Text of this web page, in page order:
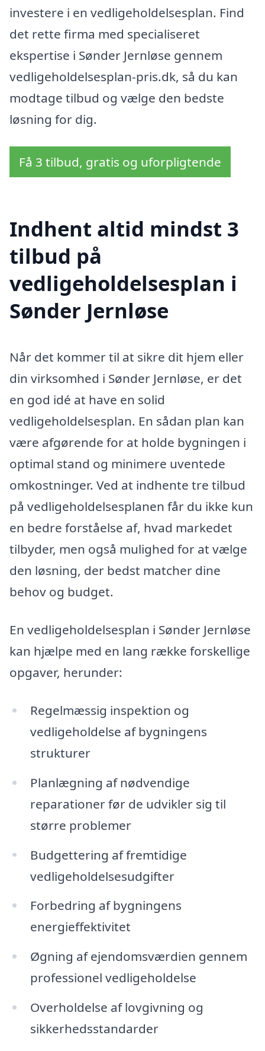
investere i en vedligeholdelsesplan. Find
det rette firma med specialiseret
ekspertise i Sønder Jernløse gennem
vedligeholdelsesplan-pris.dk, så du kan
modtage tilbud og vælge den bedste
løsning for dig.
Få 3 tilbud, gratis og uforpligtende
Indhent altid mindst 3
tilbud på
vedligeholdelsesplan i
Sønder Jernløse
Når det kommer til at sikre dit hjem eller
din virksomhed i Sønder Jernløse, er det
en god idé at have en solid
vedligeholdelsesplan. En sådan plan kan
være afgørende for at holde bygningen i
optimal stand og minimere uventede
omkostninger. Ved at indhente tre tilbud
på vedligeholdelsesplanen får du ikke kun
en bedre forståelse af, hvad markedet
tilbyder, men også mulighed for at vælge
den løsning, der bedst matcher dine
behov og budget.
En vedligeholdelsesplan i Sønder Jernløse
kan hjælpe med en lang række forskellige
opgaver, herunder:
Regelmæssig inspektion og
vedligeholdelse af bygningens
strukturer
Planlægning af nødvendige
reparationer før de udvikler sig til
større problemer
Budgettering af fremtidige
vedligeholdelsesudgifter
Forbedring af bygningens
energieffektivitet
Øgning af ejendomsværdien gennem
professionel vedligeholdelse
Overholdelse af lovgivning og
sikkerhedsstandarder